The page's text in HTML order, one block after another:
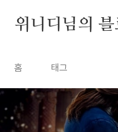
위니디님의 블
홈 태그